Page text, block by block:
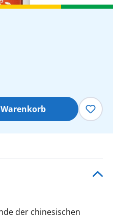
den
der chinesischen